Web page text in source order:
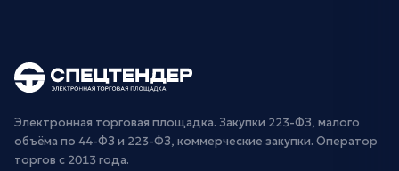
Электронная торговая площадка. Закупки 223-ФЗ, малого
объёма по 44-ФЗ и 223-ФЗ, коммерческие закупки. Оператор
торгов с 2013 года.